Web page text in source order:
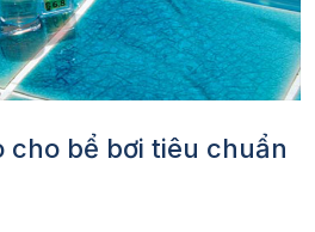
cho bể bơi tiêu chuẩn